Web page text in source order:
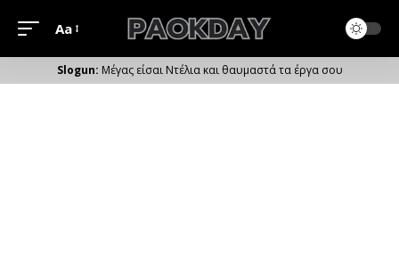
Μέγεθος
Γραμματοσειράς
Aa
Μέγας είσαι Ντέλια και θαυμαστά τα έργα σου